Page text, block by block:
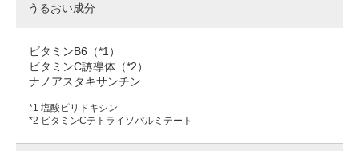
うるおい成分
ビタミンB6（*1）
ビタミンC誘導体（*2）
ナノアスタキサンチン
*1 塩酸ピリドキシン
*2 ビタミンCテトライソパルミテート